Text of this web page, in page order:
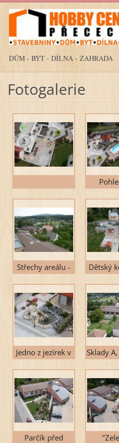
DŮM - BYT - DÍLNA - ZAHRADA
Fotogalerie
Střechy areálu -
Dětský
Jedno z jezírek v
Sklady
Parčík před